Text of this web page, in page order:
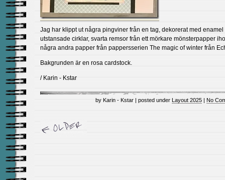
Jag har klippt ut några pingviner från en tag, dekorerat med enamel
utstansade cirklar, svarta remsor från ett mörkare mönsterpapper
några andra papper från pappersserien The magic of winter från
Bakgrunden är en rosa cardstock.
/ Karin - Kstar
by Karin - Kstar | posted under Layout 2025 | No